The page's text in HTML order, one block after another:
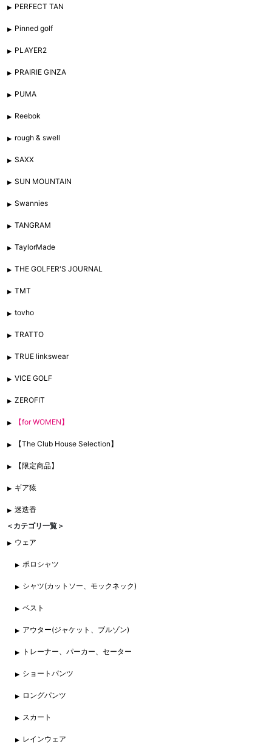
PERFECT TAN
Pinned golf
PLAYER2
PRAIRIE GINZA
PUMA
Reebok
rough & swell
SAXX
SUN MOUNTAIN
Swannies
TANGRAM
TaylorMade
THE GOLFER'S JOURNAL
TMT
tovho
TRATTO
TRUE linkswear
VICE GOLF
ZEROFIT
【for WOMEN】
【The Club House Selection】
【限定商品】
ギア猿
迷迭香
＜カテゴリ一覧＞
ウェア
ポロシャツ
シャツ(カットソー、モックネック)
ベスト
アウター(ジャケット、ブルゾン)
トレーナー、パーカー、セーター
ショートパンツ
ロングパンツ
スカート
レインウェア